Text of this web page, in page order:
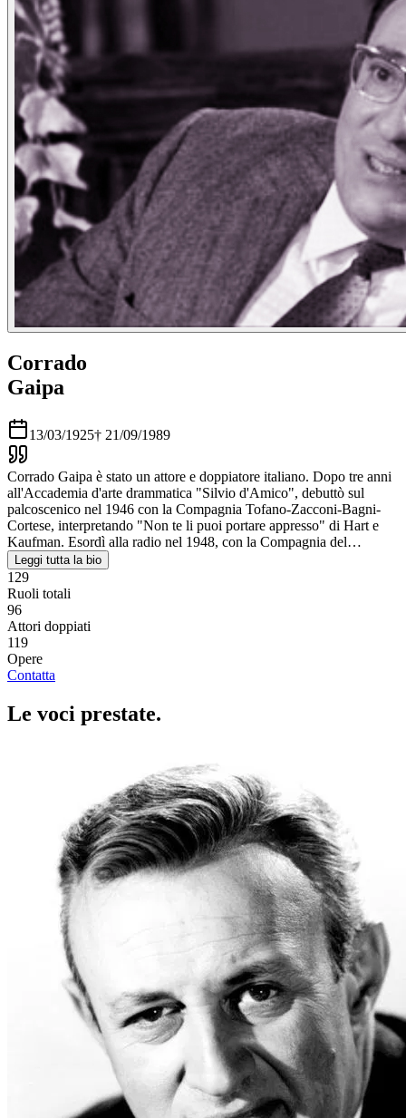
Corrado
Gaipa
13/03/1925† 21/09/1989
Corrado Gaipa è stato un attore e doppiatore italiano. Dopo tre anni
all'Accademia d'arte drammatica "Silvio d'Amico", debuttò sul
palcoscenico nel 1946 con la Compagnia Tofano-Zacconi-Bagni-
Cortese, interpretando "Non te li puoi portare appresso" di Hart e
Kaufman. Esordì alla radio nel 1948, con la Compagnia del…
Leggi tutta la bio
129
Ruoli totali
96
Attori doppiati
119
Opere
Contatta
Le voci prestate.